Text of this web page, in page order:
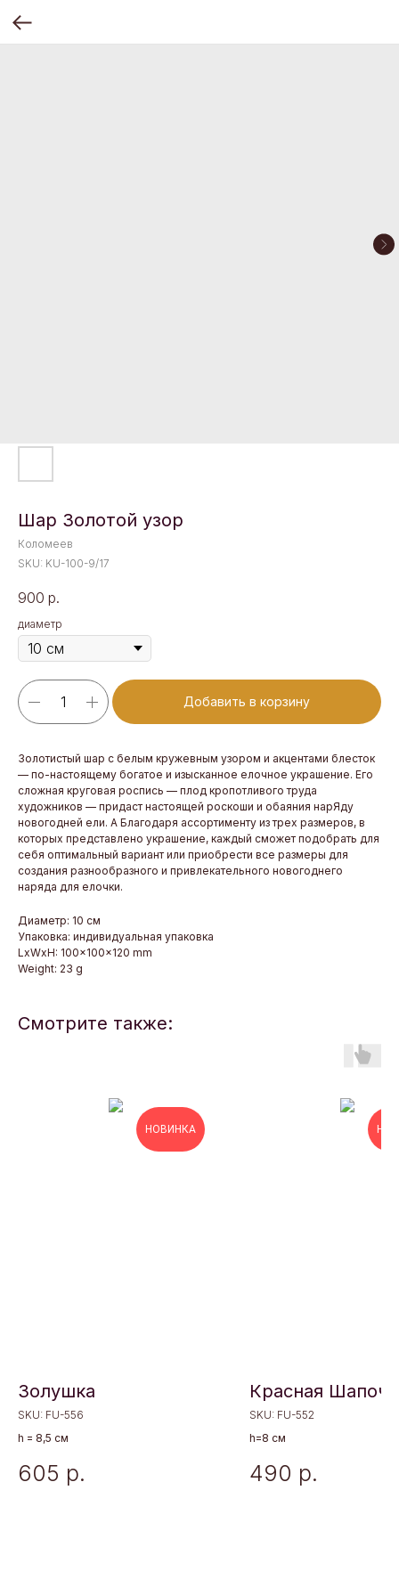
Шар Золотой узор
Коломеев
SKU: KU-100-9/17
900 р.
диаметр
Добавить в корзину
Золотистый шар с белым кружевным узором и акцентами блесток
— по-настоящему богатое и изысканное елочное украшение. Его
сложная круговая роспись — плод кропотливого труда
художников — придаст настоящей роскоши и обаяния нарЯду
новогодней ели. А Благодаря ассортименту из трех размеров, в
которых представлено украшение, каждый сможет подобрать для
себя оптимальный вариант или приобрести все размеры для
создания разнообразного и привлекательного новогоднего
наряда для елочки.
Диаметр: 10 см
Упаковка: индивидуальная упаковка
LxWxH: 100x100x120 mm
Weight: 23 g
Смотрите также:
НОВИНКА
Золушка
SKU: FU-556
h = 8,5 см
605 р.
Красная
SKU: FU-552
h=8 см
490 р.